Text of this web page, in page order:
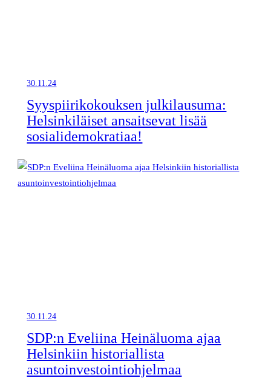
30.11.24
Syyspiirikokouksen julkilausuma:
Helsinkiläiset ansaitsevat lisää
sosialidemokratiaa!
30.11.24
SDP:n Eveliina Heinäluoma ajaa
Helsinkiin historiallista
asuntoinvestointiohjelmaa